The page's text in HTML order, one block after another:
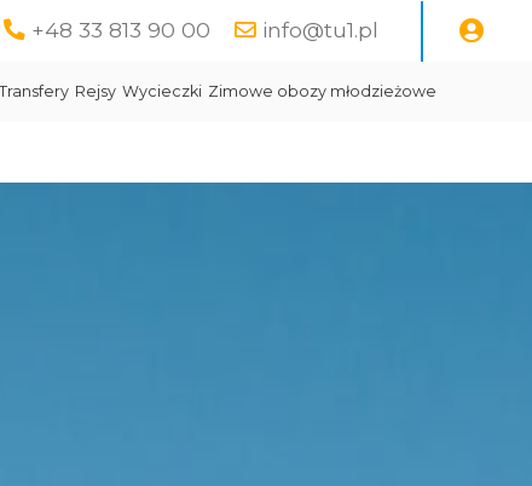
+48 33 813 90 00 info@tu1.pl
Transfery Rejsy Wycieczki Zimowe obozy młodzieżowe